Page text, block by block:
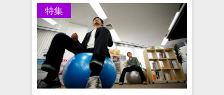
特集